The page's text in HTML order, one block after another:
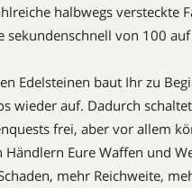
halbwegs versteckte
sekundenschnell von 100
Edelsteinen baut Ihr zu
wieder auf. Dadurch
frei, aber vor allem
Händlern Eure Waffen und
mehr Reichweite,